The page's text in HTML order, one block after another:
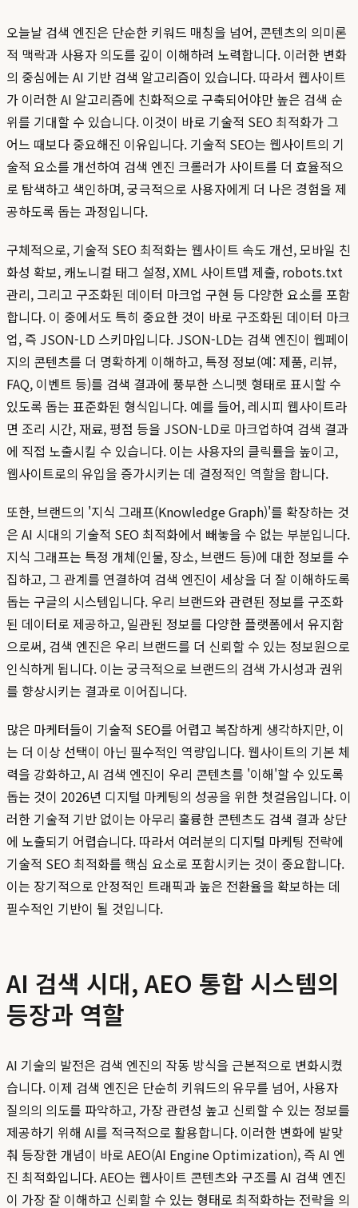
오늘날 검색 엔진은 단순한 키워드 매칭을 넘어, 콘텐츠의 의미론
적 맥락과 사용자 의도를 깊이 이해하려 노력합니다. 이러한 변화
의 중심에는 AI 기반 검색 알고리즘이 있습니다. 따라서 웹사이트
가 이러한 AI 알고리즘에 친화적으로 구축되어야만 높은 검색 순
위를 기대할 수 있습니다. 이것이 바로 기술적 SEO 최적화가 그
어느 때보다 중요해진 이유입니다. 기술적 SEO는 웹사이트의 기
술적 요소를 개선하여 검색 엔진 크롤러가 사이트를 더 효율적으
로 탐색하고 색인하며, 궁극적으로 사용자에게 더 나은 경험을 제
공하도록 돕는 과정입니다.
구체적으로, 기술적 SEO 최적화는 웹사이트 속도 개선, 모바일 친
화성 확보, 캐노니컬 태그 설정, XML 사이트맵 제출, robots.txt
관리, 그리고 구조화된 데이터 마크업 구현 등 다양한 요소를 포함
합니다. 이 중에서도 특히 중요한 것이 바로 구조화된 데이터 마크
업, 즉 JSON-LD 스키마입니다. JSON-LD는 검색 엔진이 웹페이
지의 콘텐츠를 더 명확하게 이해하고, 특정 정보(예: 제품, 리뷰,
FAQ, 이벤트 등)를 검색 결과에 풍부한 스니펫 형태로 표시할 수
있도록 돕는 표준화된 형식입니다. 예를 들어, 레시피 웹사이트라
면 조리 시간, 재료, 평점 등을 JSON-LD로 마크업하여 검색 결과
에 직접 노출시킬 수 있습니다. 이는 사용자의 클릭률을 높이고,
웹사이트로의 유입을 증가시키는 데 결정적인 역할을 합니다.
또한, 브랜드의 '지식 그래프(Knowledge Graph)'를 확장하는 것
은 AI 시대의 기술적 SEO 최적화에서 빼놓을 수 없는 부분입니다.
지식 그래프는 특정 개체(인물, 장소, 브랜드 등)에 대한 정보를 수
집하고, 그 관계를 연결하여 검색 엔진이 세상을 더 잘 이해하도록
돕는 구글의 시스템입니다. 우리 브랜드와 관련된 정보를 구조화
된 데이터로 제공하고, 일관된 정보를 다양한 플랫폼에서 유지함
으로써, 검색 엔진은 우리 브랜드를 더 신뢰할 수 있는 정보원으로
인식하게 됩니다. 이는 궁극적으로 브랜드의 검색 가시성과 권위
를 향상시키는 결과로 이어집니다.
많은 마케터들이 기술적 SEO를 어렵고 복잡하게 생각하지만, 이
는 더 이상 선택이 아닌 필수적인 역량입니다. 웹사이트의 기본 체
력을 강화하고, AI 검색 엔진이 우리 콘텐츠를 '이해'할 수 있도록
돕는 것이 2026년 디지털 마케팅의 성공을 위한 첫걸음입니다. 이
러한 기술적 기반 없이는 아무리 훌륭한 콘텐츠도 검색 결과 상단
에 노출되기 어렵습니다. 따라서 여러분의 디지털 마케팅 전략에
기술적 SEO 최적화를 핵심 요소로 포함시키는 것이 중요합니다.
이는 장기적으로 안정적인 트래픽과 높은 전환율을 확보하는 데
필수적인 기반이 될 것입니다.
AI 검색 시대, AEO 통합 시스템의
등장과 역할
AI 기술의 발전은 검색 엔진의 작동 방식을 근본적으로 변화시켰
습니다. 이제 검색 엔진은 단순히 키워드의 유무를 넘어, 사용자
질의의 의도를 파악하고, 가장 관련성 높고 신뢰할 수 있는 정보를
제공하기 위해 AI를 적극적으로 활용합니다. 이러한 변화에 발맞
춰 등장한 개념이 바로 AEO(AI Engine Optimization), 즉 AI 엔
진 최적화입니다. AEO는 웹사이트 콘텐츠와 구조를 AI 검색 엔진
이 가장 잘 이해하고 신뢰할 수 있는 형태로 최적화하는 전략을 의